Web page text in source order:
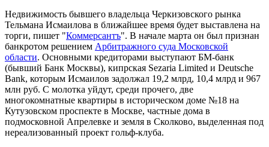
Недвижимость бывшего владельца Черкизовского рынка
Тельмана Исмаилова в ближайшее время будет выставлена на
торги, пишет "Коммерсантъ". В начале марта он был признан
банкротом решением Арбитражного суда Московской
области. Основными кредиторами выступают БМ-банк
(бывший Банк Москвы), кипрская Sezaria Limited и Deutsche
Bank, которым Исмаилов задолжал 19,2 млрд, 10,4 млрд и 967
млн руб. С молотка уйдут, среди прочего, две
многокомнатные квартиры в историческом доме №18 на
Кутузовском проспекте в Москве, частные дома в
подмосковной Апрелевке и земля в Сколково, выделенная под
нереализованный проект гольф-клуба.